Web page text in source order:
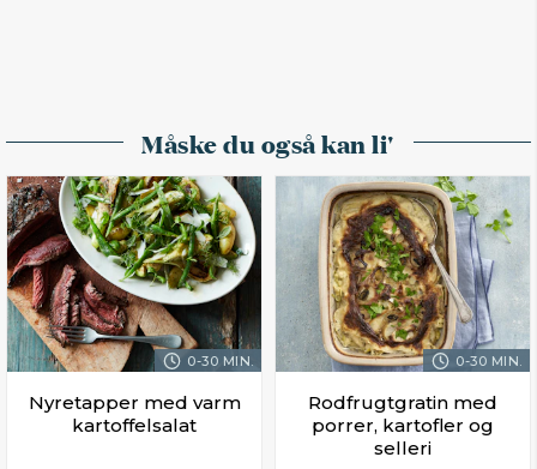
Måske du også kan li'
0-30 MIN.
Nyretapper med varm
kartoffelsalat
0-30 MIN.
Rodfrugtgratin med
porrer, kartofler og
selleri